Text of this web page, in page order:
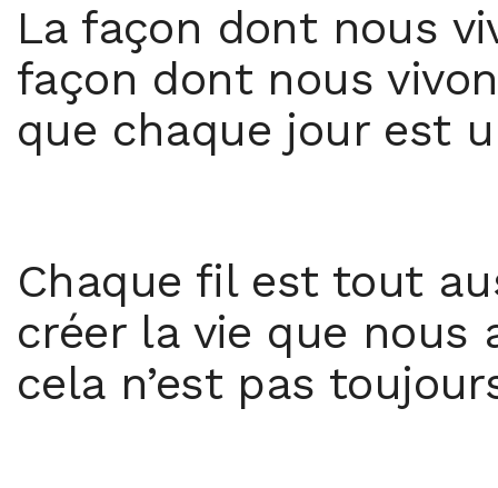
La façon dont nous
façon dont nous
que chaque jour est
Chaque fil est tout
créer la vie que nous
cela n’est pas